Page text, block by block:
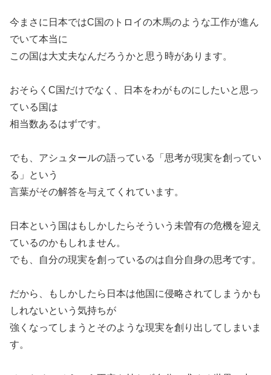
今まさに日本ではC国のトロイの木馬のような工作が進ん
でいて本当に
この国は大丈夫なんだろうかと思う時があります。
おそらくC国だけでなく、日本をわがものにしたいと思っ
ている国は
相当数あるはずです。
でも、アシュタールの語っている「思考が現実を創ってい
る」という
言葉がその解答を与えてくれています。
日本という国はもしかしたらそういう未曽有の危機を迎え
ているのかもしれません。
でも、自分の現実を創っているのは自分自身の思考です。
だから、もしかしたら日本は他国に侵略されてしまうかも
しれないという気持ちが
強くなってしまうとそのような現実を創り出してしまいま
す。